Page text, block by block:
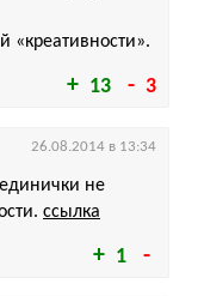
13 3
«креативности».
1
не
ссылка
26.08.2014 в 13:34